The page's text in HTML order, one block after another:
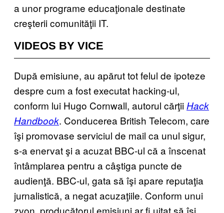
a unor programe educaţionale destinate
creşterii comunităţii IT.
VIDEOS BY VICE
După emisiune, au apărut tot felul de ipoteze
despre cum a fost executat hacking-ul,
conform lui Hugo Cornwall, autorul cărţii Hack
Handbook. Conducerea British Telecom, care
îşi promovase serviciul de mail ca unul sigur,
s-a enervat şi a acuzat BBC-ul că a înscenat
întâmplarea pentru a câştiga puncte de
audienţă. BBC-ul, gata să îşi apare reputaţia
jurnalistică, a negat acuzaţiile. Conform unui
zvon, producătorul emisiuni ar fi uitat să îşi